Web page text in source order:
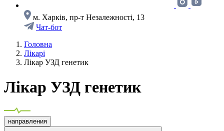
м. Харків, пр-т Незалежності, 13
Чат-бот
Головна
Лікарі
Лікар УЗД генетик
Лікар УЗД генетик
направления